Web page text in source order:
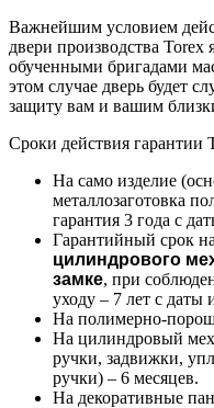
Важнейшим условием
двери производства Torex
обученными бригадами
этом случае дверь будет
защиту вам и вашим
Сроки действия гарантии
На само изделие
металлозаготовка
гарантия 3 года с
Гарантийный срок
цилиндрового
замке, при
уходу – 7 лет с даты
На полимерно-
На цилиндровый
ручки, задвижки,
ручки) – 6 месяцев.
На декоративные